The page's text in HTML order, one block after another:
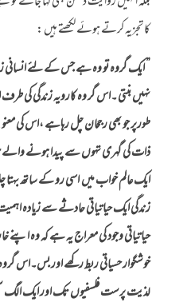
کا تجزیہ کرتے ہوئے لکھتے ہیں :
” ایک گروہ تو وہ ہے جس کے لئے انسانی
نہیں بنتی ۔اس گر وہ کارویہ زندگی کی طرف
طورپر جو بھی رجحان چل رہاہے ،اس کی
ذات کی گہری تہوں سے پیدا ہونے
ایک عالم خواب میں اسی رو کے ساتھ
زندگی ایک حیاتیاتی حادثے سے زیادہ
حیاتیاتی وجود کی معراج یہ ہے کہ وہ
خوشگوار حسیاتی ربط رکھے اور بس۔اس
لذیت پرست فلسفیوں تک اور ایک الگ